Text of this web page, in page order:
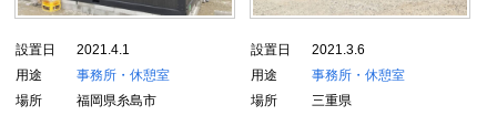
設置日
2021.4.1
用途
事務所・休憩室
場所
福岡県糸島市
設置日
2021.3.6
用途
事務所・休憩室
場所
三重県